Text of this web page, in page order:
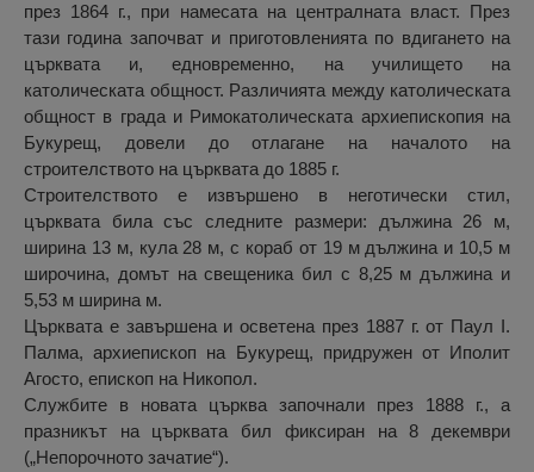
през 1864 г., при намесата на централната власт. През
тази година започват и приготовленията по вдигането на
църквата и, едновременно, на училището на
католическата общност. Различията между католическата
общност в града и Римокатолическата архиепископия на
Букурещ, довели до отлагане на началото на
строителството на църквата до 1885 г.
Строителството е извършено в неготически стил,
църквата била със следните размери: дължина 26 м,
ширина 13 м, кула 28 м, с кораб от 19 м дължина и 10,5 м
широчина, домът на свещеника бил с 8,25 м дължина и
5,53 м ширина м.
Църквата е завършена и осветена през 1887 г. от Паул I.
Палма, архиепископ на Букурещ, придружен от Иполит
Агосто, епископ на Никопол.
Службите в новата църква започнали през 1888 г., а
празникът на църквата бил фиксиран на 8 декември
(„Непорочното зачатие“).